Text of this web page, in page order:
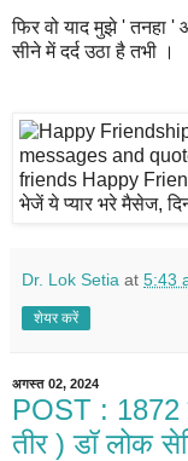
फिर वो याद मुझे ' तनहा '
सीने में दर्द उठा है तभी ।
Dr. Lok Setia at 5:43
शेयर करें
अगस्त 02, 2024
POST : 1872
तीर ) डॉ लोक